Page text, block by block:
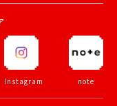
Instagram note